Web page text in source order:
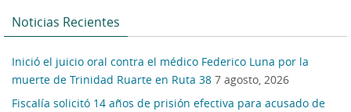
Noticias Recientes
Inició el juicio oral contra el médico Federico Luna por la
muerte de Trinidad Ruarte en Ruta 38 7 agosto, 2026
Fiscalía solicitó 14 años de prisión efectiva para acusado de